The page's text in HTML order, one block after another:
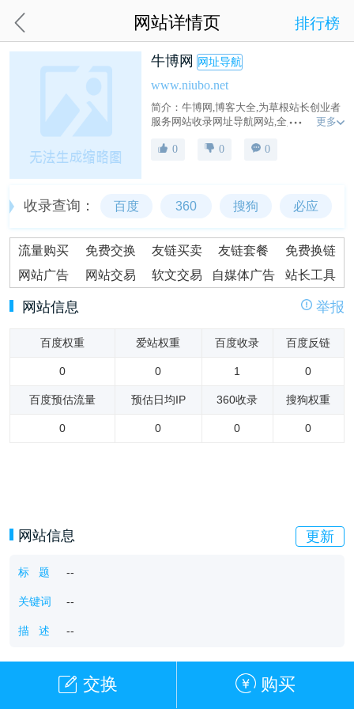
网站详情页 排行榜
牛博网 网址导航
www.niubo.net
简介：牛博网,博客大全,为草根站长创业者
服务网站收录网址导航网站,全人工编辑的
秀网站,旨在为用户提供网站分类目录检索,
更多
0 0 0
收录查询： 百度 360 搜狗 必应
流量购买 免费交换 友链买卖 友链套餐
免费换链
网站广告
网站交易 软文交易 自媒体广告 站长工具
网站信息 举报
百度权重 爱站权重 百度收录 百度反链
0 0 1 0
百度预估流量 预估日均IP 360收录 搜狗权重
0 0 0 0
网站信息 更新
标 题 --
关键词 --
描 述 --
交换 购买